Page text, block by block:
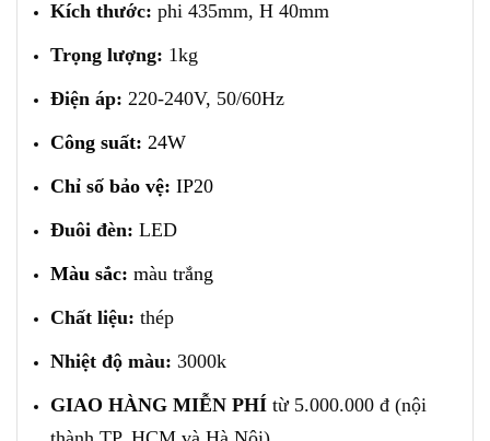
Kích thước: phi 435mm, H 40mm
Trọng lượng: 1kg
Điện áp: 220-240V, 50/60Hz
Công suất: 24W
Chỉ số bảo vệ: IP20
Đuôi đèn: LED
Màu sắc: màu trắng
Chất liệu: thép
Nhiệt độ màu: 3000k
GIAO HÀNG MIỄN PHÍ từ 5.000.000 đ (nội